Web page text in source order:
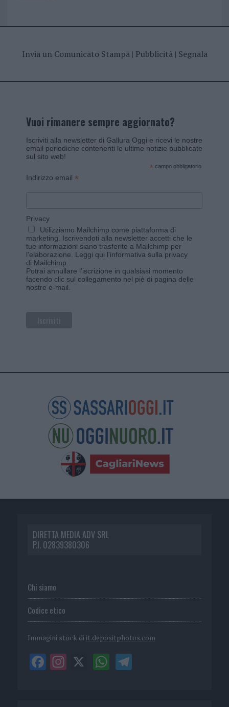
Invia un Comunicato Stampa| Pubblicità| Segnala
Vuoi rimanere sempre aggiornato?
Iscriviti alla newsletter di Gallura Oggi e ricevi le nostre
email periodiche contenenti le ultime notizie pubblicate
sul sito web!
* campo obbligatorio
Indirizzo email *
Privacy
Utilizziamo Mailchimp come piattaforma di
marketing. Iscrivendoti alla newsletter accetti che le
tue informazioni siano trasferite a Mailchimp per
l'elaborazione. Leggi qui l'informativa sulla privacy
di Mailchimp
Potrai annullare l'iscrizione in qualsiasi momento
facendo clic sul collegamento nel piè di pagina delle
nostre e-mail.
DIRETTA MEDIA ADV SRL
P.I. 02839380306
Chi siamo
Codice etico
Immagini stock di it.depositphotos.com